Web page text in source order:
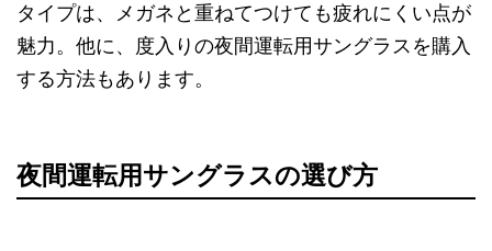
タイプは、メガネと重ねてつけても疲れにくい点が
魅力。他に、度入りの夜間運転用サングラスを購入
する方法もあります。
夜間運転用サングラスの選び方